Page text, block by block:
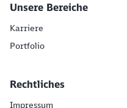
Unsere Bereiche
Karriere
Portfolio
Rechtliches
Impressum